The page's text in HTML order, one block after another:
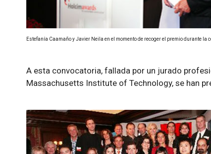
Estefanía Caamaño y Javier Neila en el momento de recoger el premio durante la
A esta convocatoria, fallada por un jurado
Massachusetts Institute of Technology, se han